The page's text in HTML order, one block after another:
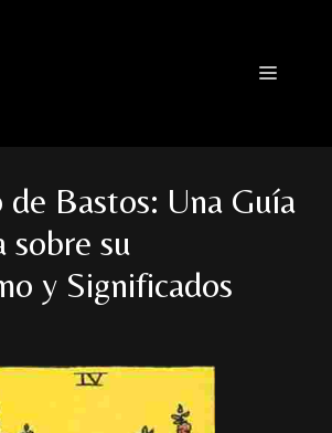
Menú
de Bastos: Una Guía
sobre su
y Significados